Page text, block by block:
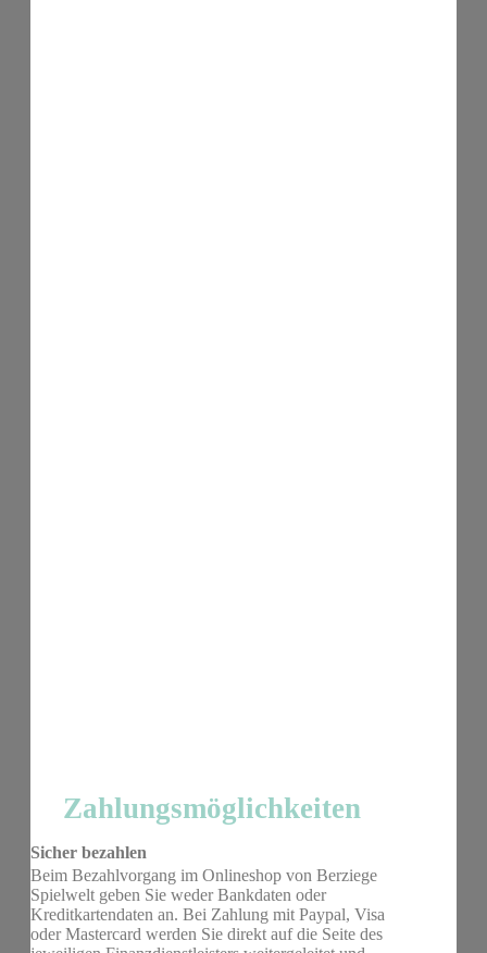
Zahlungsmöglichkeiten
Sicher bezahlen
Beim Bezahlvorgang im Onlineshop von Berziege
Spielwelt geben Sie weder Bankdaten oder
Kreditkartendaten an. Bei Zahlung mit Paypal, Visa
oder Mastercard werden Sie direkt auf die Seite des